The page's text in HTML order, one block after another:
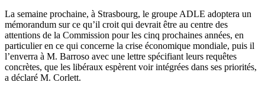
La semaine prochaine, à Strasbourg, le groupe ADLE adoptera un
mémorandum sur ce qu’il croit qui devrait être au centre des
attentions de la Commission pour les cinq prochaines années, en
particulier en ce qui concerne la crise économique mondiale, puis il
l’enverra à M. Barroso avec une lettre spécifiant leurs requêtes
concrètes, que les libéraux espèrent voir intégrées dans ses priorités,
a déclaré M. Corlett.